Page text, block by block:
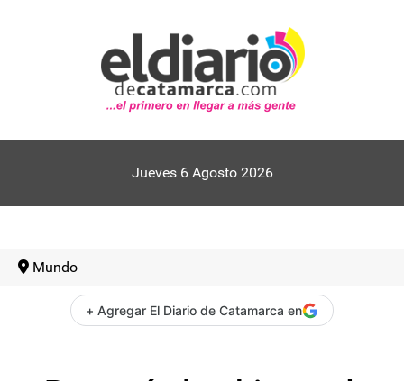
Jueves 6 Agosto 2026
Mundo
+ Agregar El Diario de Catamarca en